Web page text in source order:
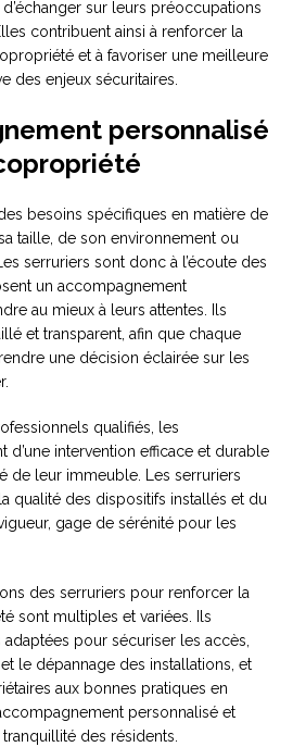
sur leurs préoccupations
contribuent ainsi à renforcer la
et à favoriser une meilleure
des enjeux sécuritaires.
personnalisé
besoins spécifiques en matière de
taille, de son environnement ou
serruriers sont donc à l’écoute des
un accompagnement
au mieux à leurs attentes. Ils
et transparent, afin que chaque
une décision éclairée sur les
qualifiés, les
d’une intervention efficace et durable
de leur immeuble. Les serruriers
qualité des dispositifs installés et du
gage de sérénité pour les
des serruriers pour renforcer la
sont multiples et variées. Ils
pour sécuriser les accès,
le dépannage des installations, et
aux bonnes pratiques en
personnalisé et
des résidents.